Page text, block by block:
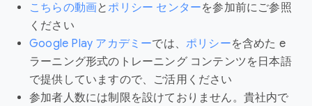
こちらの動画とポリシー センターを参加前にご参照
ください
Google Play アカデミーでは、ポリシーを含めた e
ラーニング形式のトレーニング コンテンツを日本語
で提供していますので、ご活用ください
参加者人数には制限を設けておりません。貴社内で